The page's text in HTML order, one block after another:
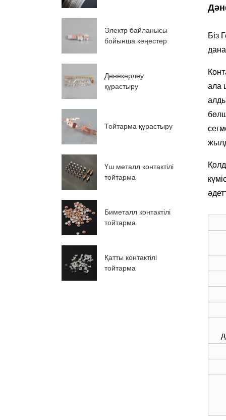
Электр байланысы
бойынша кеңестер
Дәнекерлеу
құрастыру
Тойтарма құрастыру
Үш металл контактілі
тойтарма
Биметалл контактілі
тойтарма
Қатты контактілі
тойтарма
Біз
ала